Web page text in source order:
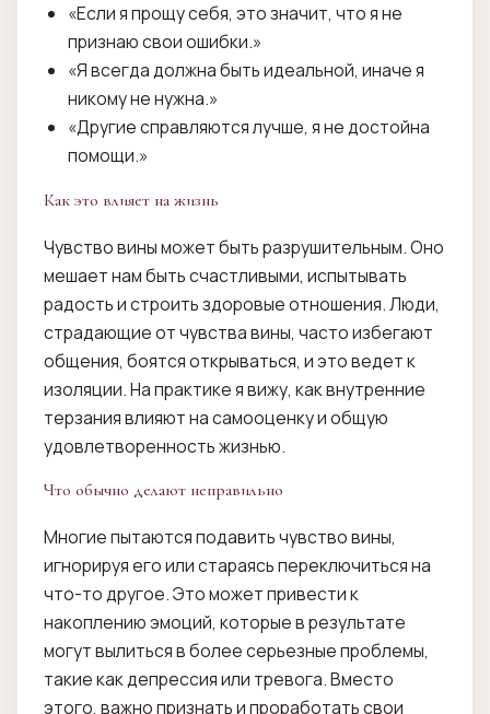
«Если я прощу себя, это значит, что я не
признаю свои ошибки.»
«Я всегда должна быть идеальной, иначе я
никому не нужна.»
«Другие справляются лучше, я не достойна
помощи.»
Как это влияет на жизнь
Чувство вины может быть разрушительным. Оно
мешает нам быть счастливыми, испытывать
радость и строить здоровые отношения. Люди,
страдающие от чувства вины, часто избегают
общения, боятся открываться, и это ведет к
изоляции. На практике я вижу, как внутренние
терзания влияют на самооценку и общую
удовлетворенность жизнью.
Что обычно делают неправильно
Многие пытаются подавить чувство вины,
игнорируя его или стараясь переключиться на
что-то другое. Это может привести к
накоплению эмоций, которые в результате
могут вылиться в более серьезные проблемы,
такие как депрессия или тревога. Вместо
этого, важно признать и проработать свои